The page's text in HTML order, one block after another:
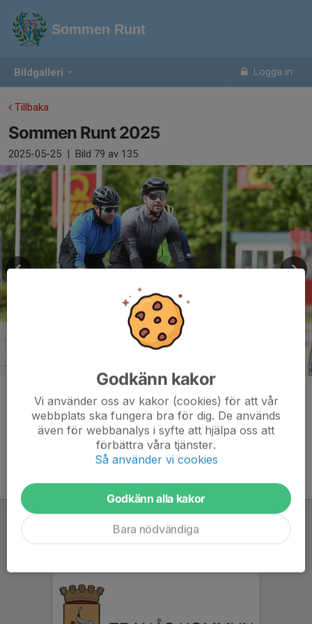
Bildgalleri Logga in
Sommen Runt
Tillbaka
Sommen Runt 2025
2025-05-25 | Bild 79 av 135
Kommentarer
Godkänn kakor
Vi använder oss av kakor (cookies) för att vår
webbplats ska fungera bra för dig. De används
även för webbanalys i syfte att hjälpa oss att
förbättra våra tjänster.
Så använder vi cookies
Godkänn alla kakor
Bara nödvändiga